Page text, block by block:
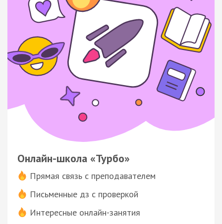
Онлайн-школа «Турбо»
Прямая связь с преподавателем
Письменные дз с проверкой
Интересные онлайн-занятия